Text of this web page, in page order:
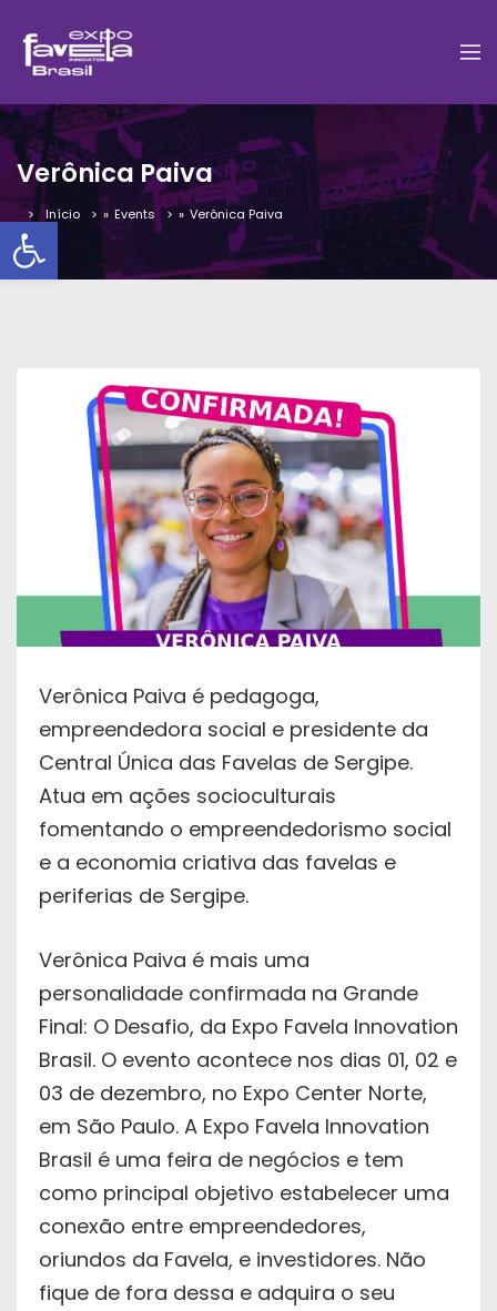
Barra de Ferramentas
Verônica Paiva
Início » Events » Verônica Paiva
Verônica Paiva é pedagoga,
empreendedora social e presidente da
Central Única das Favelas de Sergipe.
Atua em ações socioculturais
fomentando o empreendedorismo social
e a economia criativa das favelas e
periferias de Sergipe.
Verônica Paiva é mais uma
personalidade confirmada na Grande
Final: O Desafio, da Expo Favela Innovation
Brasil. O evento acontece nos dias 01, 02 e
03 de dezembro, no Expo Center Norte,
em São Paulo. A Expo Favela Innovation
Brasil é uma feira de negócios e tem
como principal objetivo estabelecer uma
conexão entre empreendedores,
oriundos da Favela, e investidores. Não
fique de fora dessa e adquira o seu